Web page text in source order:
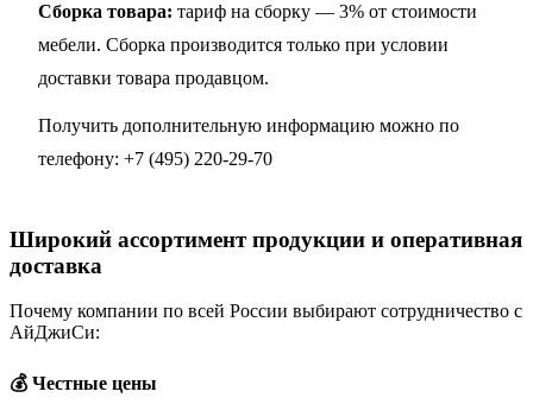
Сборка товара: тариф на сборку — 3% от стоимости
мебели. Сборка производится только при условии
доставки товара продавцом.
Получить дополнительную информацию можно по
телефону: +7 (495) 220-29-70
Широкий ассортимент продукции и оперативная
доставка
Почему компании по всей России выбирают сотрудничество с
АйДжиСи:
💰 Честные цены